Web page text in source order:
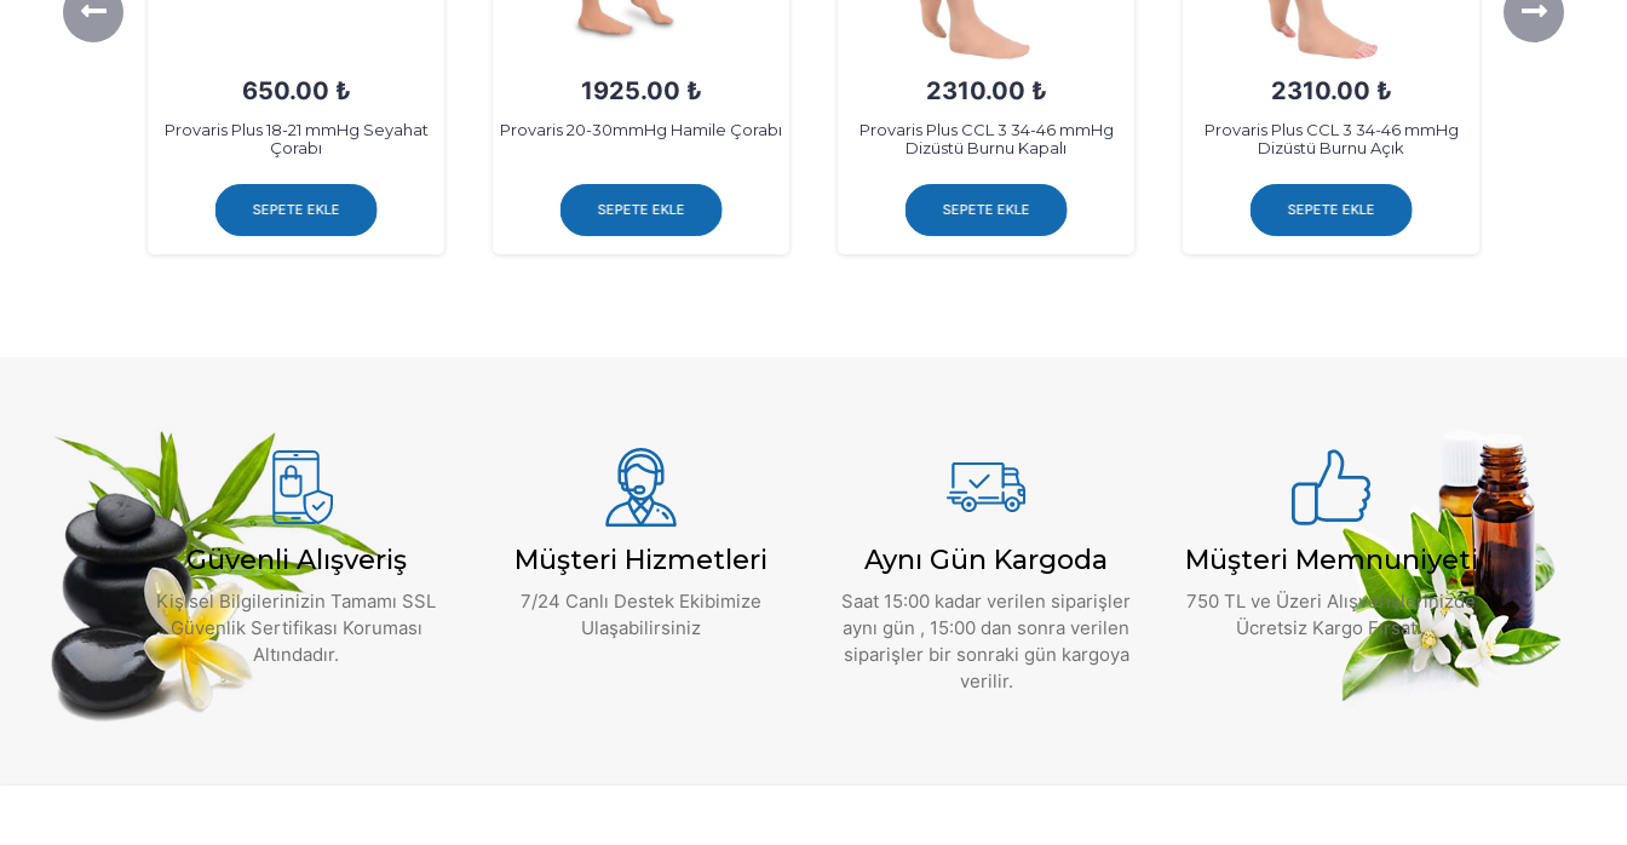
1925.00 ₺
Provaris 20-30mmHg Hamile Çorabı
SEPETE EKLE
2310.00 ₺
Provaris Plus CCL 3 34-46 mmHg
SEPETE EKLE
2310.00 ₺
Provaris Plus CCL 3 34-46 mmHg
Dizüstü Burnu Açık
SEPETE EKLE
1650.00 ₺
Provaris Plus CCL 3 34-46 mmHg
Dizaltı Burnu Kapalı
SEPETE EKLE
Güvenli Alışveriş
Kişisel Bilgilerinizin Tamamı SSL
Güvenlik Sertifikası Koruması
Altındadır.
Müşteri Hizmetleri
7/24 Canlı Destek Ekibimize
Ulaşabilirsiniz
Aynı Gün Kargoda
Saat 15:00 kadar verilen siparişler
aynı gün , 15:00 dan sonra verilen
siparişler bir sonraki gün kargoya
verilir.
Müşteri Memnuniyeti
750 TL ve Üzeri Alışverişlerinizde
Ücretsiz Kargo Fırsatı.